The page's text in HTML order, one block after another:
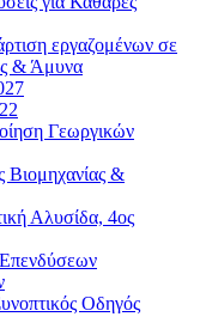
εργαζομένων σε
& Άμυνα
Γεωργικών
Βιομηχανίας &
Αλυσίδα, 4ος
Οδηγός